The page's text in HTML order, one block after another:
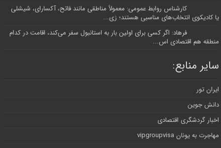
کارشناس روابط عمومی: معمولاً مناطقی مانند فاتح، آکسارای، شیشلی
یا کادیکوی انتخاب‌های مناسبی هستند؛ زی...
فرهاد: اگر کسی برای اولین بار به استانبول سفر می‌کند، اقامت در کدام
منطقه هم اقتصادی اس...
سایر منابع:
ایران تور
دانش جوین
اخبار گردشگری اقتصادی
مهاجرت به یونان vipgroupvisa